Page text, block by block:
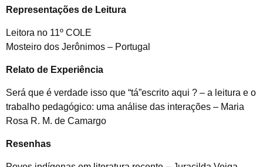
Representações de Leitura
Leitora no 11º COLE
Mosteiro dos Jerônimos – Portugal
Relato de Experiência
Será que é verdade isso que “tá”escrito aqui ? – a leitura e o
trabalho pedagógico: uma análise das interações – Maria
Rosa R. M. de Camargo
Resenhas